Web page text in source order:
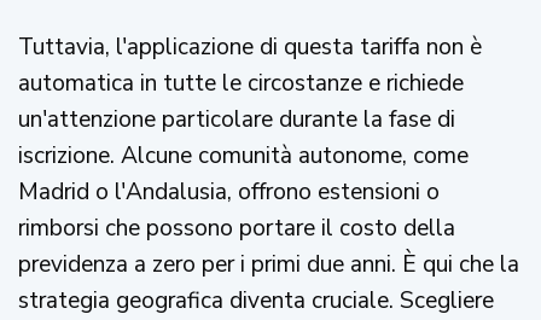
Tuttavia, l'applicazione di questa tariffa non è
automatica in tutte le circostanze e richiede
un'attenzione particolare durante la fase di
iscrizione. Alcune comunità autonome, come
Madrid o l'Andalusia, offrono estensioni o
rimborsi che possono portare il costo della
previdenza a zero per i primi due anni. È qui che la
strategia geografica diventa cruciale. Scegliere